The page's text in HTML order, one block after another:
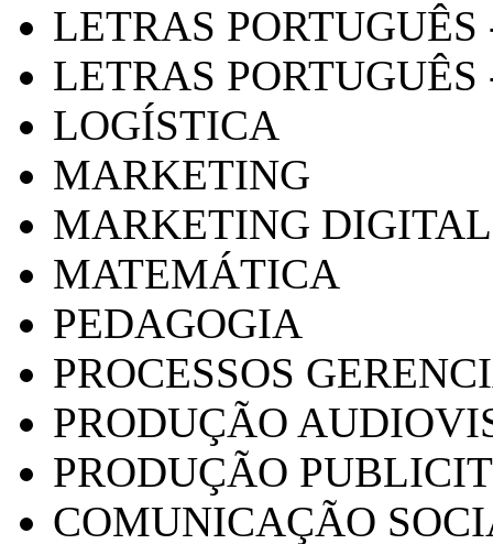
LETRAS
LETRAS PORTUGUÊS
LOGÍSTICA
MARKETING
MARKETING DIGITAL
MATEMÁTICA
PEDAGOGIA
PROCESSOS
PRODUÇÃO
PRODUÇÃO
COMUNICAÇÃO